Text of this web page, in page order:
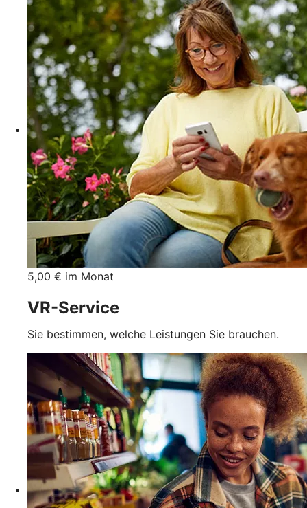
5,00 € im Monat
VR-Service
Sie bestimmen, welche Leistungen Sie brauchen.